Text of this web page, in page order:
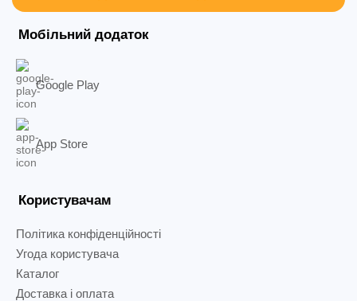
Мобільний додаток
Google Play
App Store
Користувачам
Політика конфіденційності
Угода користувача
Каталог
Доставка і оплата